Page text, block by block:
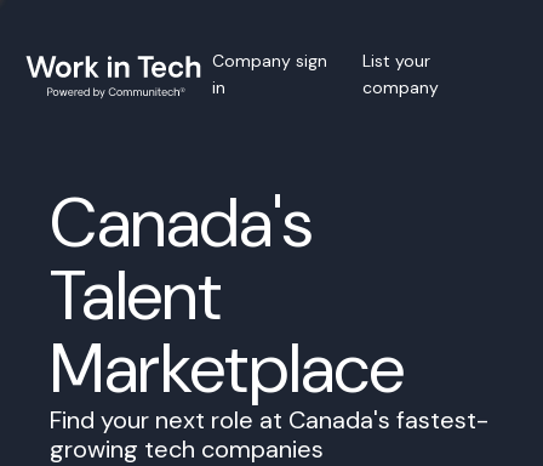
Company sign
in
List your
company
Canada's
Talent
Marketplace
Find your next role at Canada's fastest-
growing tech companies